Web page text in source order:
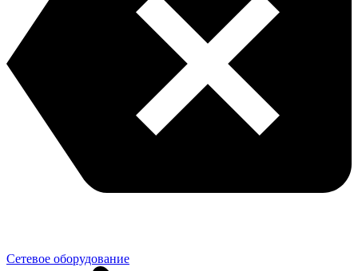
Сетевое оборудование